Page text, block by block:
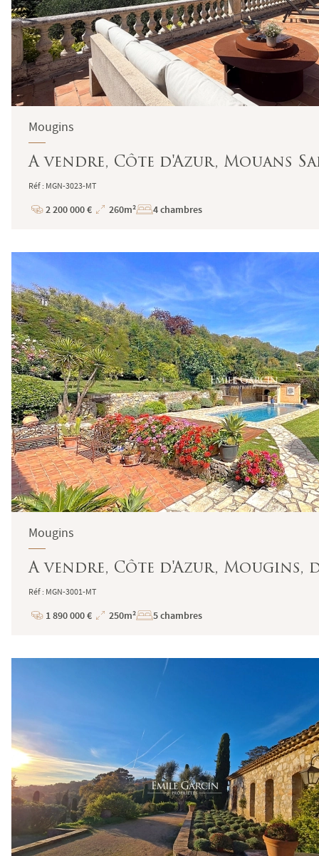
Mougins
A vendre, Côte d'Azur, Mouans
Réf : MGN-3023-MT
Prix
2 200 000 €
Superficie
260m² 4 chambres
Mougins
A vendre, Côte d'Azur, Mougins,
Réf : MGN-3001-MT
Prix
1 890 000 €
Superficie
250m² 5 chambres